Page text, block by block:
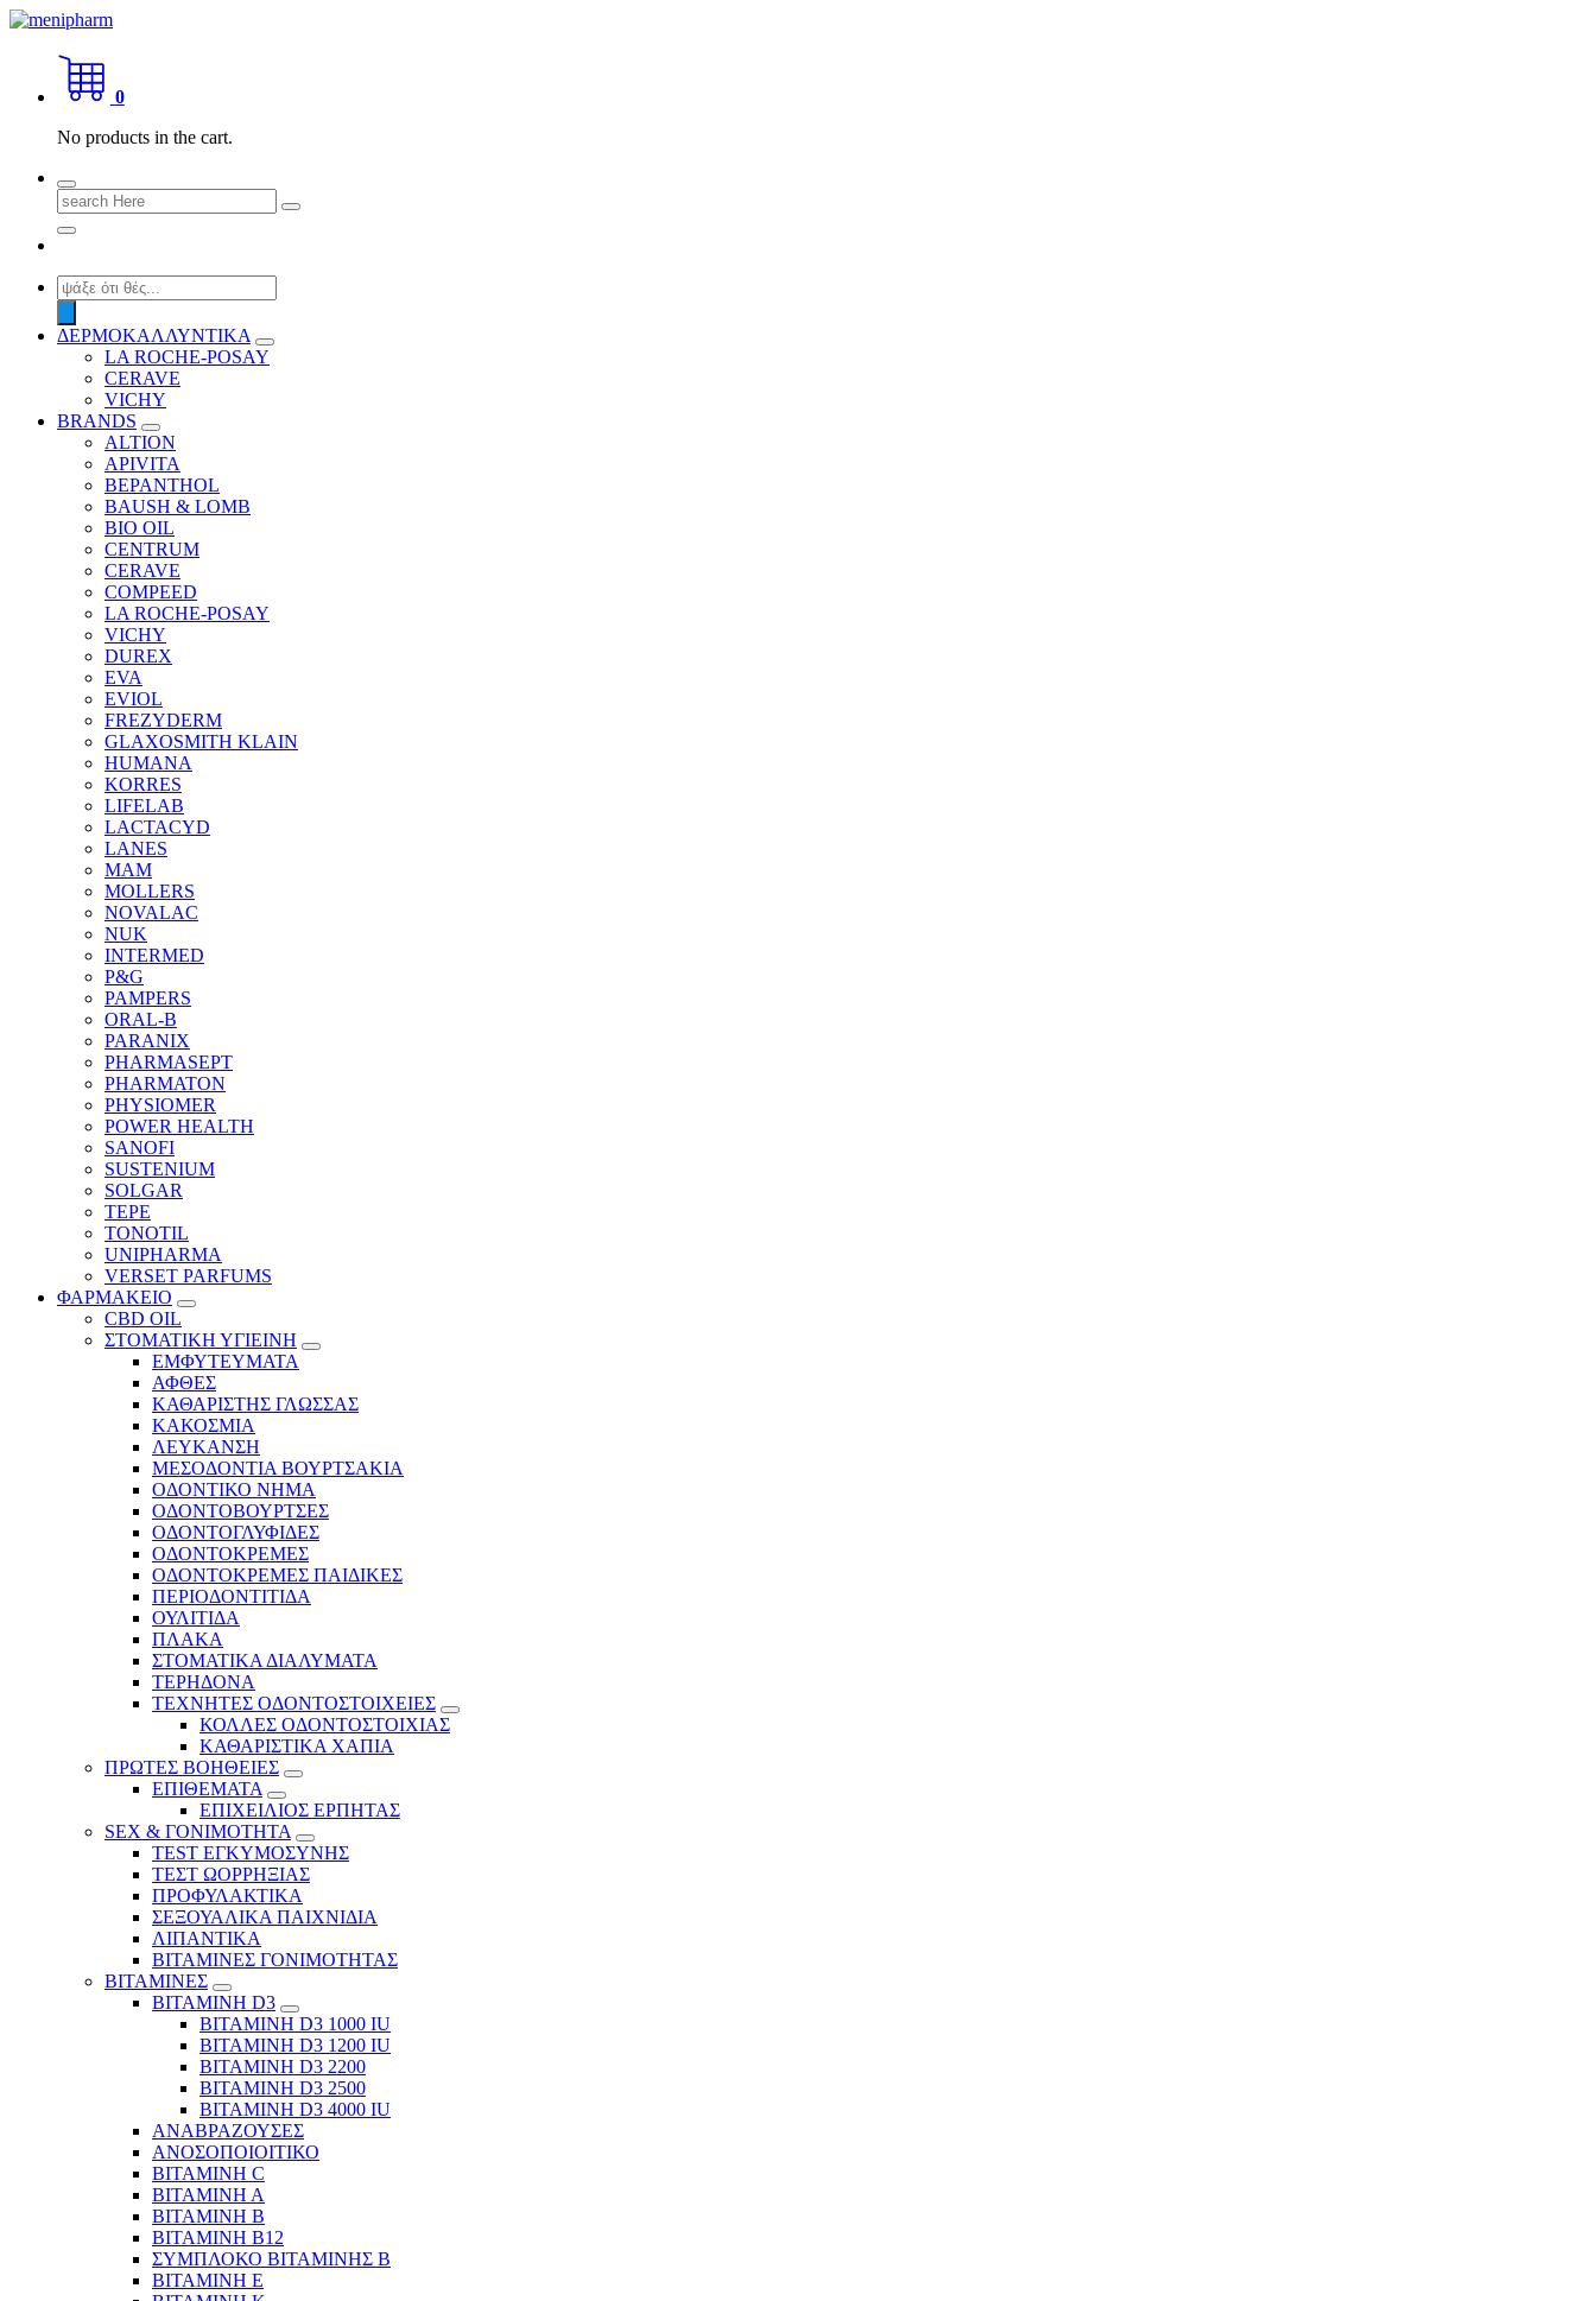
Skip
content
shop 2 easily
0
No products in the cart.
Search
for:
Products
search
ΔΕΡΜΟΚΑΛΛΥΝΤΙΚΑ
LA ROCHE-POSAY
CERAVE
VICHY
BRANDS
ALTION
APIVITA
BEPANTHOL
BAUSH & LOMB
BIO OIL
CENTRUM
CERAVE
COMPEED
LA ROCHE-POSAY
VICHY
DUREX
EVA
EVIOL
FREZYDERM
GLAXOSMITH KLAIN
HUMANA
KORRES
LIFELAB
LACTACYD
LANES
MAM
MOLLERS
NOVALAC
NUK
INTERMED
P&G
PAMPERS
ORAL-B
PARANIX
PHARMASEPT
PHARMATON
PHYSIOMER
POWER HEALTH
SANOFI
SUSTENIUM
SOLGAR
TEPE
TONOTIL
UNIPHARMA
VERSET PARFUMS
ΦΑΡΜΑΚΕΙΟ
CBD OIL
ΣΤΟΜΑΤΙΚΗ ΥΓΙΕΙΝΗ
ΕΜΦΥΤΕΥΜΑΤΑ
ΑΦΘΕΣ
ΚΑΘΑΡΙΣΤΗΣ ΓΛΩΣΣΑΣ
ΚΑΚΟΣΜΙΑ
ΛΕΥΚΑΝΣΗ
ΜΕΣΟΔΟΝΤΙΑ ΒΟΥΡΤΣΑΚΙΑ
ΟΔΟΝΤΙΚΟ ΝΗΜΑ
ΟΔΟΝΤΟΒΟΥΡΤΣΕΣ
ΟΔΟΝΤΟΓΛΥΦΙΔΕΣ
ΟΔΟΝΤΟΚΡΕΜΕΣ
ΟΔΟΝΤΟΚΡΕΜΕΣ ΠΑΙΔΙΚΕΣ
ΠΕΡΙΟΔΟΝΤΙΤΙΔΑ
ΟΥΛΙΤΙΔΑ
ΠΛΑΚΑ
ΣΤΟΜΑΤΙΚΑ ΔΙΑΛΥΜΑΤΑ
ΤΕΡΗΔΟΝΑ
ΤΕΧΝΗΤΕΣ ΟΔΟΝΤΟΣΤΟΙΧΕΙΕΣ
ΚΟΛΛΕΣ ΟΔΟΝΤΟΣΤΟΙΧΙΑΣ
ΚΑΘΑΡΙΣΤΙΚΑ ΧΑΠΙΑ
ΠΡΩΤΕΣ ΒΟΗΘΕΙΕΣ
ΕΠΙΘΕΜΑΤΑ
ΕΠΙΧΕΙΛΙΟΣ ΕΡΠΗΤΑΣ
SEX & ΓΟΝΙΜΟΤΗΤΑ
TEST ΕΓΚΥΜΟΣΥΝΗΣ
ΤΕΣΤ ΩΟΡΡΗΞΙΑΣ
ΠΡΟΦΥΛΑΚΤΙΚΑ
ΣΕΞΟΥΑΛΙΚΑ ΠΑΙΧΝΙΔΙΑ
ΛΙΠΑΝΤΙΚΑ
ΒΙΤΑΜΙΝΕΣ ΓΟΝΙΜΟΤΗΤΑΣ
ΒΙΤΑΜΙΝΕΣ
ΒΙΤΑΜΙΝΗ D3
ΒΙΤΑΜΙΝΗ D3 1000 IU
ΒΙΤΑΜΙΝΗ D3 1200 IU
ΒΙΤΑΜΙΝΗ D3 2200
ΒΙΤΑΜΙΝΗ D3 2500
BITAMINH D3 4000 IU
ΑΝΑΒΡΑΖΟΥΣΕΣ
ΑΝΟΣΟΠΟΙΟΙΤΙΚΟ
ΒΙΤΑΜΙΝΗ C
ΒΙΤΑΜΙΝΗ Α
ΒΙΤΑΜΙΝΗ Β
ΒΙΤΑΜΙΝΗ Β12
ΣΥΜΠΛΟΚΟ ΒΙΤΑΜΙΝΗΣ Β
ΒΙΤΑΜΙΝΗ Ε